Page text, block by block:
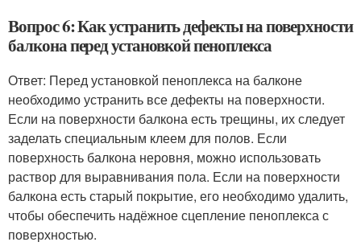
Вопрос 6: Как устранить дефекты на поверхности
балкона перед установкой пеноплекса
Ответ: Перед установкой пеноплекса на балконе
необходимо устранить все дефекты на поверхности.
Если на поверхности балкона есть трещины, их следует
заделать специальным клеем для полов. Если
поверхность балкона неровня, можно использовать
раствор для выравнивания пола. Если на поверхности
балкона есть старый покрытие, его необходимо удалить,
чтобы обеспечить надёжное сцепление пеноплекса с
поверхностью.